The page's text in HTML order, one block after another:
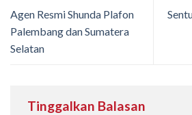
Agen Resmi Shunda Plafon
Palembang dan Sumatera
Selatan
Tinggalkan Balasan